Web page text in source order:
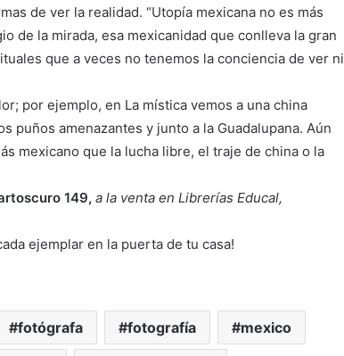
de ver la realidad. “Utopía mexicana no es más
de la mirada, esa mexicanidad que conlleva la gran
que a veces no tenemos la conciencia de ver ni
por ejemplo, en La mística vemos a una china
puños amenazantes y junto a la Guadalupana. Aún
mexicano que la lucha libre, el traje de china o la
149, a la venta en Librerías Educal,
ejemplar en la puerta de tu casa!
fotógrafa fotografía mexico